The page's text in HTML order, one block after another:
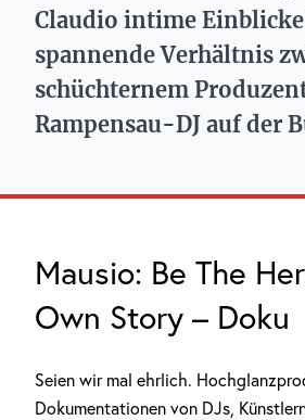
Claudio intime
spannende Verhältnis
schüchternem
Rampensau-DJ auf der
Mausio: Be The
Own Story – Doku
Seien wir mal ehrlich.
Dokumentationen von DJs,